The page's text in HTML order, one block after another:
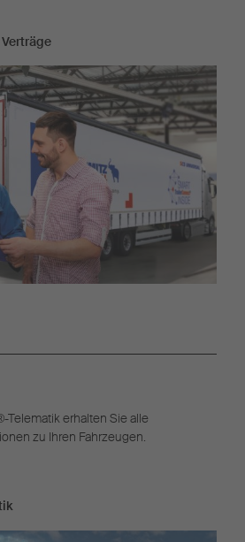
Telematik erhalten Sie alle
zu Ihren Fahrzeugen.